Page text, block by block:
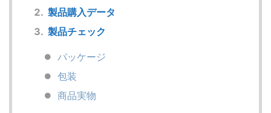
製品購入データ
製品チェック
パッケージ
包装
商品実物